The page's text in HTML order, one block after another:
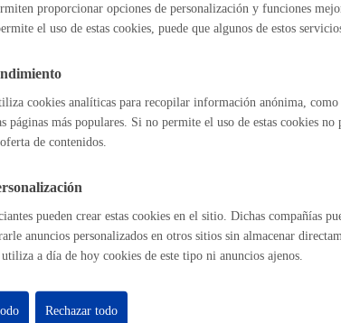
índice Volver atrás
Sede
proporcionar opciones de personalización y funciones
el uso de estas cookies, puede que algunos de estos
cookies analíticas para recopilar información anónima, como
páginas más populares. Si no permite el uso de estas cookies
de contenidos.
pueden crear estas cookies en el sitio. Dichas compañías
anuncios personalizados en otros sitios sin almacenar
a día de hoy cookies de este tipo ni anuncios ajenos.
Rechazar todo